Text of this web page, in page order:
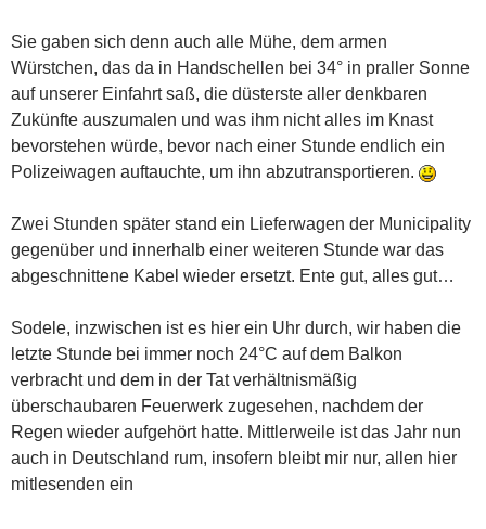
Sie gaben sich denn auch alle Mühe, dem armen
Würstchen, das da in Handschellen bei 34° in praller Sonne
auf unserer Einfahrt saß, die düsterste aller denkbaren
Zukünfte auszumalen und was ihm nicht alles im Knast
bevorstehen würde, bevor nach einer Stunde endlich ein
Polizeiwagen auftauchte, um ihn abzutransportieren.
Zwei Stunden später stand ein Lieferwagen der Municipality
gegenüber und innerhalb einer weiteren Stunde war das
abgeschnittene Kabel wieder ersetzt. Ente gut, alles gut…
Sodele, inzwischen ist es hier ein Uhr durch, wir haben die
letzte Stunde bei immer noch 24°C auf dem Balkon
verbracht und dem in der Tat verhältnismäßig
überschaubaren Feuerwerk zugesehen, nachdem der
Regen wieder aufgehört hatte. Mittlerweile ist das Jahr nun
auch in Deutschland rum, insofern bleibt mir nur, allen hier
mitlesenden ein